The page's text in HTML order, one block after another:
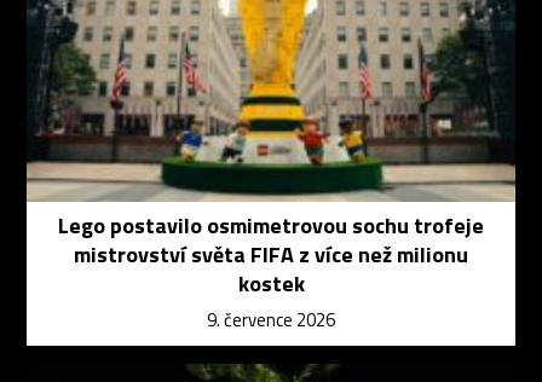
Lego postavilo osmimetrovou sochu trofeje
mistrovství světa FIFA z více než milionu
kostek
9. července 2026